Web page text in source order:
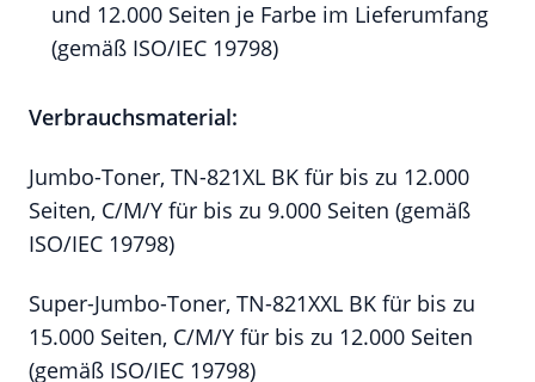
und 12.000 Seiten je Farbe im Lieferumfang
(gemäß ISO/IEC 19798)
Verbrauchsmaterial:
Jumbo-Toner, TN-821XL BK für bis zu 12.000
Seiten, C/M/Y für bis zu 9.000 Seiten (gemäß
ISO/IEC 19798)
Super-Jumbo-Toner, TN-821XXL BK für bis zu
15.000 Seiten, C/M/Y für bis zu 12.000 Seiten
(gemäß ISO/IEC 19798)